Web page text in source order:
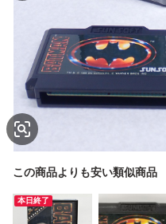
この商品よりも安い類似商品
本日終了